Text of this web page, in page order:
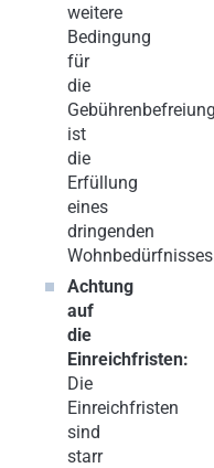
weitere
Bedingung
für
die
Gebührenbefreiung
ist
die
Erfüllung
eines
dringenden
Achtung
auf
die
Einreichfristen:
Die
Einreichfristen
sind
starr